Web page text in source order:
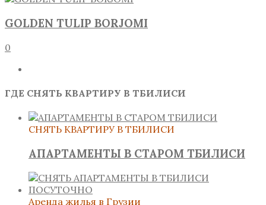
GOLDEN TULIP BORJOMI
0
ГДЕ СНЯТЬ КВАРТИРУ В ТБИЛИСИ
СНЯТЬ КВАРТИРУ В ТБИЛИСИ
АПАРТАМЕНТЫ В СТАРОМ ТБИЛИСИ
Аренда жилья в Грузии